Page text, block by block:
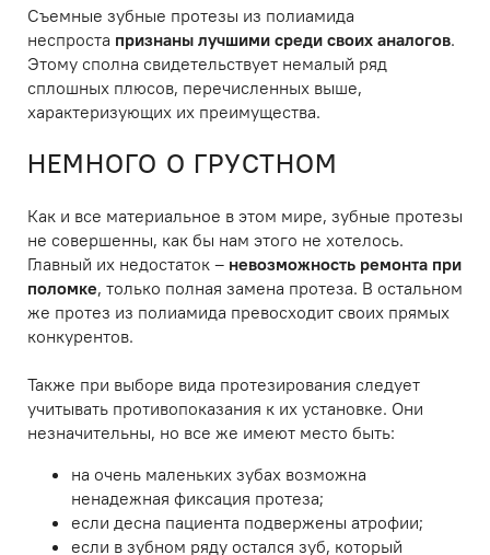
Съемные зубные протезы из полиамида
неспроста признаны лучшими среди своих аналогов.
Этому сполна свидетельствует немалый ряд
сплошных плюсов, перечисленных выше,
характеризующих их преимущества.
НЕМНОГО О ГРУСТНОМ
Как и все материальное в этом мире, зубные протезы
не совершенны, как бы нам этого не хотелось.
Главный их недостаток – невозможность ремонта при
поломке, только полная замена протеза. В остальном
же протез из полиамида превосходит своих прямых
конкурентов.
Также при выборе вида протезирования следует
учитывать противопоказания к их установке. Они
незначительны, но все же имеют место быть:
на очень маленьких зубах возможна
ненадежная фиксация протеза;
если десна пациента подвержены атрофии;
если в зубном ряду остался зуб, который